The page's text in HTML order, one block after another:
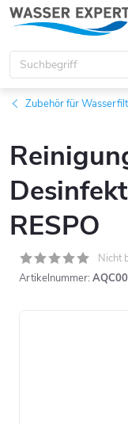
Zum
Inhalt
springen
Zubehör für
RESPO
Nicht
Artikelnummer: